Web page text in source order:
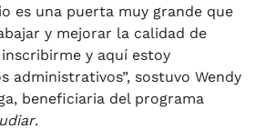
es una puerta muy grande que
y mejorar la calidad de
y aquí estoy
administrativos”, sostuvo Wendy
beneficiaria del programa
.